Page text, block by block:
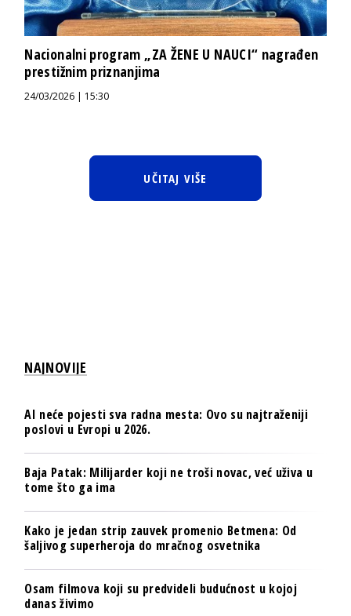
Nacionalni program „ZA ŽENE U NAUCI“ nagrađen
prestižnim priznanjima
24/03/2026 | 15:30
UČITAJ VIŠE
NAJNOVIJE
AI neće pojesti sva radna mesta: Ovo su najtraženiji
poslovi u Evropi u 2026.
Baja Patak: Milijarder koji ne troši novac, već uživa u
tome što ga ima
Kako je jedan strip zauvek promenio Betmena: Od
šaljivog superheroja do mračnog osvetnika
Osam filmova koji su predvideli budućnost u kojoj
danas živimo